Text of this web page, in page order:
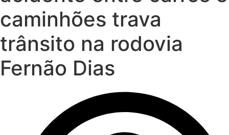
caminhões trava
trânsito na rodovia
Fernão Dias